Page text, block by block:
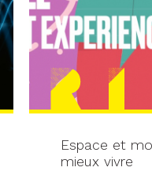
Espace et
mieux vivre